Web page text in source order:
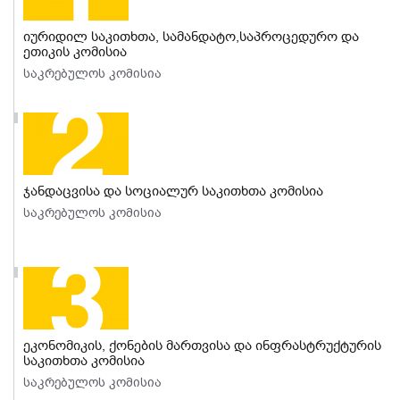
იურიდილ საკითხთა, სამანდატო,საპროცედურო და
ეთიკის კომისია
საკრებულოს კომისია
თემურ ძაგნიძე -თავმჯდომარე
სოფიო ბოჭორიშვილი
გიორგი ნანიკაშვილი
გიორგი კერესელიძე
გიორგი ავალიანი
ჯანდაცვისა და სოციალურ საკითხთა კომისია
საკრებულოს კომისია
გრიგოლ ჩიხლაძე - თავმჯდომარე
მაგდანა კობახიძე
სოფიო ბოჭორიშვილი
მანუჩარი გოტიაშვილი
თემურ ძაგნიძე
მაცაცო ჯინჯიხაძე
ეკონომიკის, ქონების მართვისა და ინფრასტრუქტურის
საკითხთა კომისია
საკრებულოს კომისია